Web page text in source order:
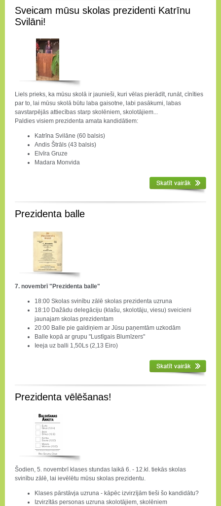
Sveicam mūsu skolas prezidenti Katrīnu
Svilāni!
Liels prieks, ka mūsu skolā ir jaunieši, kuri vēlas pierādīt, runāt, cīnīties
par to, lai mūsu skolā būtu laba gaisotne, labi pasākumi, labas
savstarpējās attiecības starp skolēniem, skolotājiem...
Paldies visiem prezidenta amata kandidātiem:
Katrīna Svilāne (60 balsis)
Andis Štrāls (43 balsis)
Elvīra Gruze
Madara Monvida
Prezidenta balle
7. novembrī "Prezidenta balle"
18:00 Skolas svinību zālē skolas prezidenta uzruna
18:10 Dažādu delegāciju (klašu, skolotāju, viesu) sveicieni
jaunajam skolas prezidentam
20:00 Balle pie galdiņiem ar Jūsu paņemtām uzkodām
Balle kopā ar grupu "Lustīgais Blumīzers"
Ieeja uz balli 1,50Ls (2,13 Eiro)
Prezidenta vēlēšanas!
Šodien, 5. novembrī klases stundas laikā 6. - 12.kl. tiekās skolas
svinību zālē, lai ievēlētu mūsu skolas prezidentu.
Klases pārstāvja uzruna - kāpēc izvirzījām tieši šo kandidātu?
Izvirzītās personas uzruna skolotājiem, skolēniem